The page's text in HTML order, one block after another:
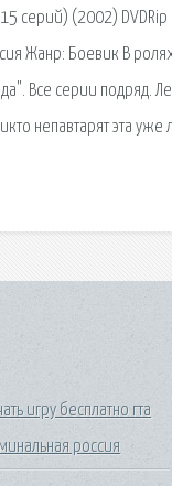
серий) (2002)
Жанр: Боевик В
Все серии подряд.
непавтарят эта
игру бесплатно гта
россия